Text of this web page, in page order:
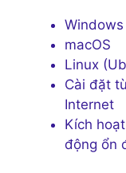
Windows
macOS
Linux
Cài đặt
Internet
Kích
động ổn